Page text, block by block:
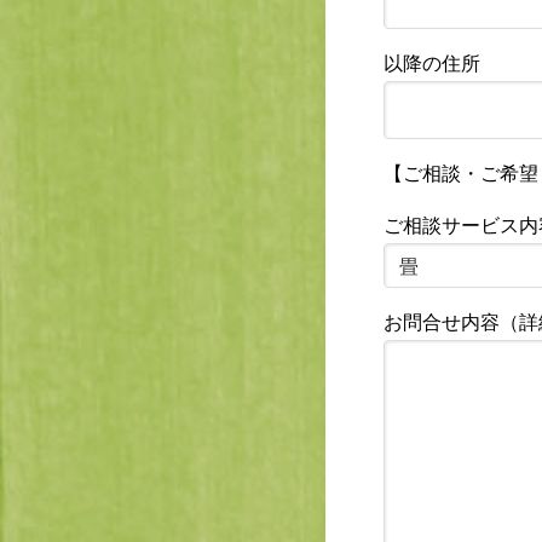
以降の住所
【ご相談・ご希望
ご相談サービス内
お問合せ内容（詳